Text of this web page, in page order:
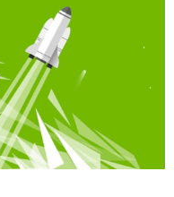
計畫合作夥伴一窺未